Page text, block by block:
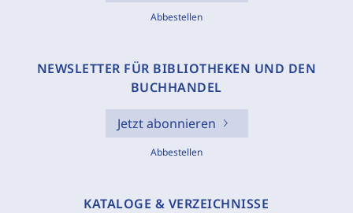
Abbestellen
NEWSLETTER FÜR BIBLIOTHEKEN UND DEN
BUCHHANDEL
Jetzt abonnieren
Abbestellen
KATALOGE & VERZEICHNISSE